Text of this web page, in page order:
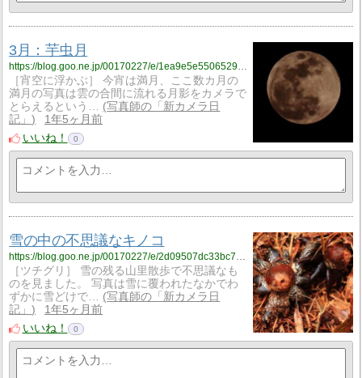
3月：芋虫月
https://blog.goo.ne.jp/00170227/e/1ea9e5e55065291487993f0cee57ccb7?fm=rss
［宵空に浮かぶ］ 今宵は満月、ここ数カ月の
満月の写真は雲の合間に流れる月影をカメラで
とらえるという…
写真師の「新カメラ日
記」
1年5ヶ月前
いいね！
0
雪の中の不思議なキノコ
https://blog.goo.ne.jp/00170227/e/2d09507dc33bc754beb929fbdbed6820?fm=rss
［ツチグリ］ 雪の残る山里散歩で不思議なも
のを見ました。 写真は雪に覆われたなかでわ
ずかに雪どけで…
写真師の「新カメラ日
記」
1年5ヶ月前
いいね！
0